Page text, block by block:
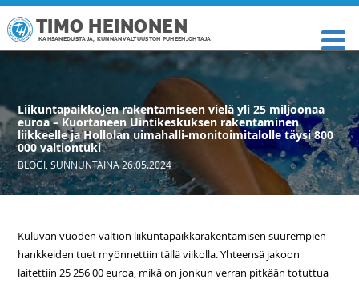
TIMO HEINONEN
KANSANEDUSTAJA, KUNNANVALTUUSTON PUHEENJOHTAJA
Liikuntapaikkojen rakentamiseen vielä yli 25 miljoonaa
euroa – Kuortaneen Uintikeskuksen rakentaminen
liikkeelle ja Hollolan uimahalli-monitoimitalolle täysi 800
000 valtiontuki
BLOGI ,SUNNUNTAINA 26.05.2024
Kuluvan vuoden valtion liikuntapaikkarakentamisen suurempien
hankkeiden tuet myönnettiin tällä viikolla. Yhteensä jakoon
laitettiin 25 256 00 euroa, mikä on jonkun verran pitkään totuttua